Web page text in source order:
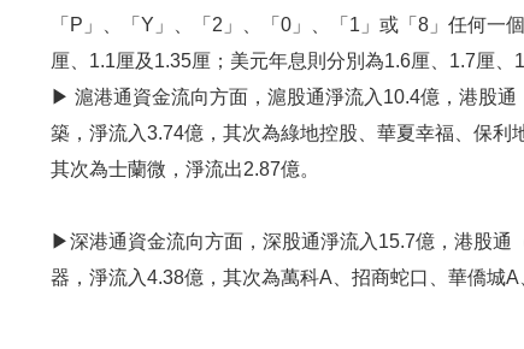
「P」、「Y」、「2」、「0」、「1」或「8」任何
厘、1.1厘及1.35厘；美元年息則分別為1.6厘、1.7厘、
▶ 滬港通資金流向方面，滬股通淨流入10.4億，港股
築，淨流入3.74億，其次為綠地控股、華夏幸福、保利
其次為士蘭微，淨流出2.87億。
▶深港通資金流向方面，深股通淨流入15.7億，港股通
器，淨流入4.38億，其次為萬科A、招商蛇口、華僑城